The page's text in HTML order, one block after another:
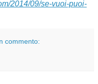
2014/09/se-vuoi-puoi-
commento: